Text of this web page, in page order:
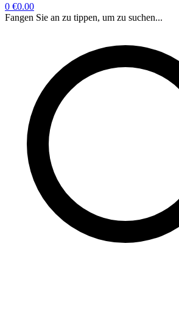
0 €0.00
Fangen Sie an zu tippen, um zu suchen...